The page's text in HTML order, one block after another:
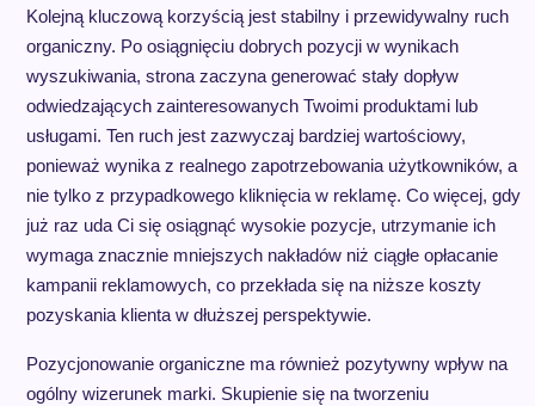
Kolejną kluczową korzyścią jest stabilny i przewidywalny ruch
organiczny. Po osiągnięciu dobrych pozycji w wynikach
wyszukiwania, strona zaczyna generować stały dopływ
odwiedzających zainteresowanych Twoimi produktami lub
usługami. Ten ruch jest zazwyczaj bardziej wartościowy,
ponieważ wynika z realnego zapotrzebowania użytkowników, a
nie tylko z przypadkowego kliknięcia w reklamę. Co więcej, gdy
już raz uda Ci się osiągnąć wysokie pozycje, utrzymanie ich
wymaga znacznie mniejszych nakładów niż ciągłe opłacanie
kampanii reklamowych, co przekłada się na niższe koszty
pozyskania klienta w dłuższej perspektywie.
Pozycjonowanie organiczne ma również pozytywny wpływ na
ogólny wizerunek marki. Skupienie się na tworzeniu